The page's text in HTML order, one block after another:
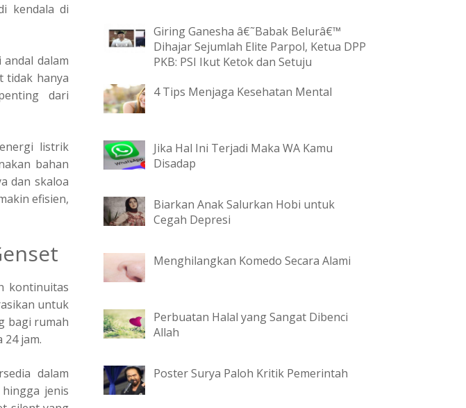
kendala di
dalam
tidak hanya
dari
listrik
bahan
dan skaloa
efisien,
kontinuitas
untuk
bagi rumah
jam.
dalam
jenis
Giring Ganesha â€˜Babak Belurâ€™
Dihajar Sejumlah Elite Parpol, Ketua DPP
PKB: PSI Ikut Ketok dan Setuju
4 Tips Menjaga Kesehatan Mental
Jika Hal Ini Terjadi Maka WA Kamu
Disadap
Biarkan Anak Salurkan Hobi untuk
Cegah Depresi
Menghilangkan Komedo Secara Alami
Perbuatan Halal yang Sangat Dibenci
Allah
Poster Surya Paloh Kritik Pemerintah